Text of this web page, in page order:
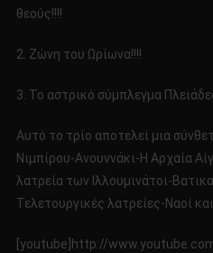
θεούς!!!!
2. Ζώνη του Ωρίωνα!!!!
3. Το αστρικό σύμπλεγμα
Αυτό το τρίο αποτελεί μια
Νιμπίρου-Ανουννάκι-Η Αρχαία
λατρεία των Ιλλουμινάτοι-
Τελετουργικές λατρείες-Ναοί
[youtube]http://